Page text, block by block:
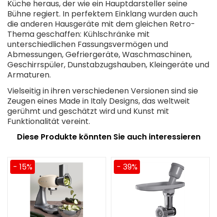
Küche heraus, der wie ein Hauptdarsteller seine
Bühne regiert. In perfektem Einklang wurden auch
die anderen Hausgeräte mit dem gleichen Retro-
Thema geschaffen: Kühlschränke mit
unterschiedlichen Fassungsvermögen und
Abmessungen, Gefriergeräte, Waschmaschinen,
Geschirrspüler, Dunstabzugshauben, Kleingeräte und
Armaturen.
Vielseitig in ihren verschiedenen Versionen sind sie
Zeugen eines Made in Italy Designs, das weltweit
gerühmt und geschätzt wird und Kunst mit
Funktionalität vereint.
Diese Produkte könnten Sie auch interessieren
- 15% - 39%